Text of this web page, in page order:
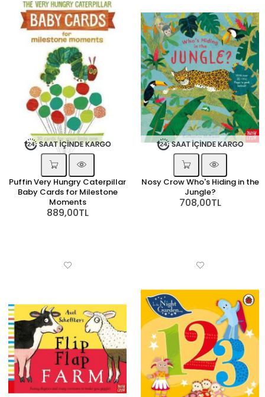
Puffin Very Hungry Caterpillar
Baby Cards for Milestone
Moments
889,00TL
Nosy Crow Who's Hiding in the
Jungle?
708,00TL